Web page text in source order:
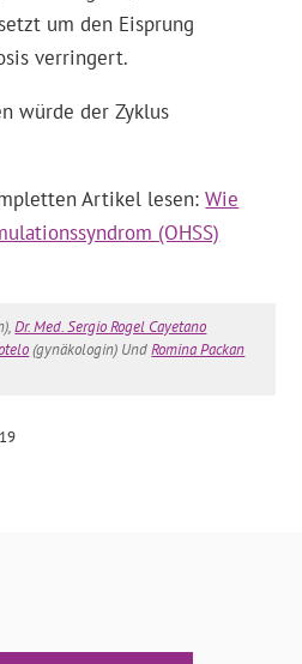
um den Eisprung
verringert.
würde der Zyklus
Artikel lesen:Wie
(OHSS)
Dr. Med. Sergio Rogel Cayetano
(gynäkologin) UndRomina Packan